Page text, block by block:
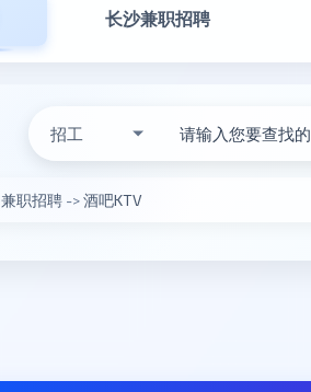
长沙兼职招聘
招工
兼职招聘 ->酒吧KTV